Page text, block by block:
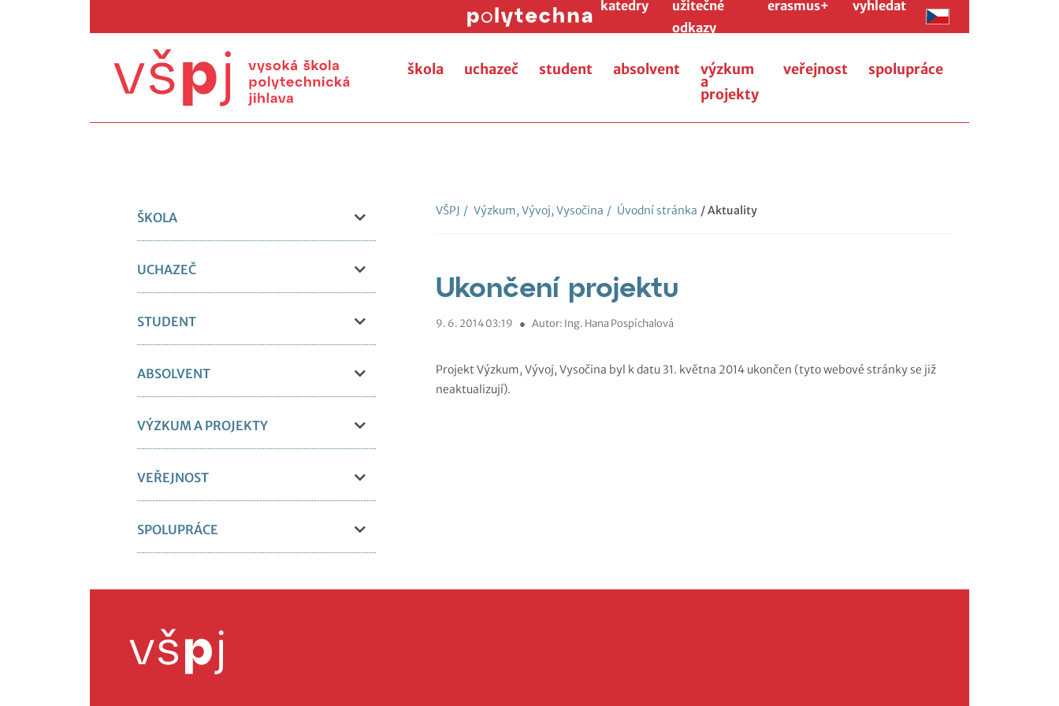
katedry
užitečné
odkazy
erasmus+ vyhledat
škola uchazeč student absolvent výzkum
a
projekty
veřejnost spolupráce
ŠKOLA
UCHAZEČ
STUDENT
ABSOLVENT
VÝZKUM A PROJEKTY
VEŘEJNOST
SPOLUPRÁCE
VŠPJ / Výzkum, Vývoj, Vysočina / Úvodní stránka / Aktuality
Ukončení projektu
9. 6. 2014 03:19 ● Autor: Ing. Hana Pospíchalová
Projekt Výzkum, Vývoj, Vysočina byl k datu 31. května 2014 ukončen (tyto webové stránky se již
neaktualizují).